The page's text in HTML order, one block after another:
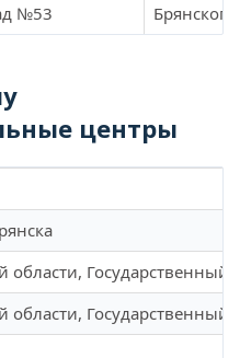
№53
центры
области,
области,